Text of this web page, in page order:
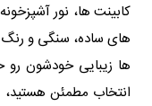
کابینت ها، نور
های ساده، سنگی و رنگ
ها زیبایی خودشون
انتخاب مطمئن